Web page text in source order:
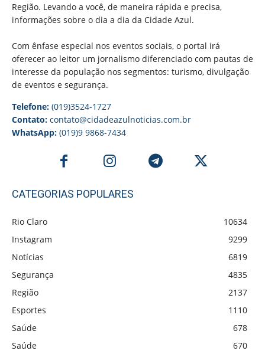
Região. Levando a você, de maneira rápida e precisa,
informações sobre o dia a dia da Cidade Azul.
Com ênfase especial nos eventos sociais, o portal irá
oferecer ao leitor um jornalismo diferenciado com pautas de
interesse da população nos segmentos: turismo, divulgação
de eventos e segurança.
Telefone: (019)3524-1727
Contato: contato@cidadeazulnoticias.com.br
WhatsApp: (019)9 9868-7434
CATEGORIAS POPULARES
Rio Claro
10634
Instagram
9299
Notícias
6819
Segurança
4835
Região
2137
Esportes
1110
Saúde
678
Saúde
670